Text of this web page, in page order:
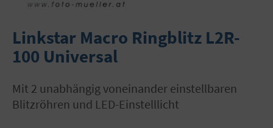
Linkstar Macro Ringblitz L2R-
100 Universal
mit 2 unabhängig voneinander einstellbaren
Blitzröhren und LED-Einstelllicht